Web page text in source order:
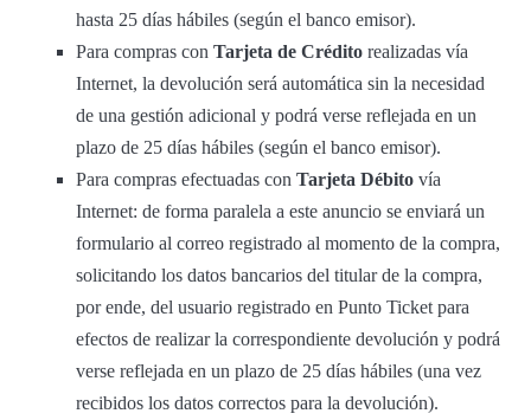
hasta 25 días hábiles (según el banco emisor).
Para compras con Tarjeta de Crédito realizadas vía
Internet, la devolución será automática sin la necesidad
de una gestión adicional y podrá verse reflejada en un
plazo de 25 días hábiles (según el banco emisor).
Para compras efectuadas con Tarjeta Débito vía
Internet: de forma paralela a este anuncio se enviará un
formulario al correo registrado al momento de la compra,
solicitando los datos bancarios del titular de la compra,
por ende, del usuario registrado en Punto Ticket para
efectos de realizar la correspondiente devolución y podrá
verse reflejada en un plazo de 25 días hábiles (una vez
recibidos los datos correctos para la devolución).